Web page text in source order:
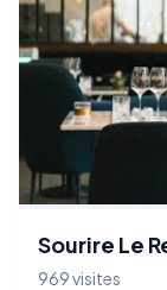
Sourire Le
969 visites